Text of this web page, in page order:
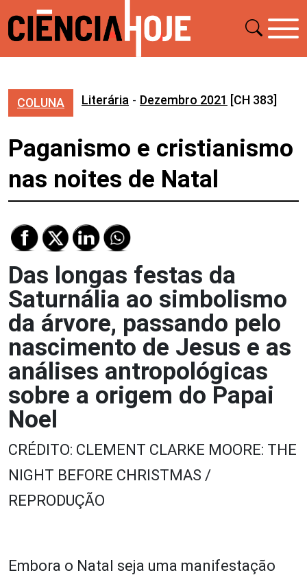
COLUNA Literária - Dezembro 2021 [CH 383]
Paganismo e cristianismo
nas noites de Natal
Das longas festas da
Saturnália ao simbolismo
da árvore, passando pelo
nascimento de Jesus e as
análises antropológicas
sobre a origem do Papai
Noel
CRÉDITO: CLEMENT CLARKE MOORE: THE
NIGHT BEFORE CHRISTMAS /
REPRODUÇÃO
Embora o Natal seja uma manifestação